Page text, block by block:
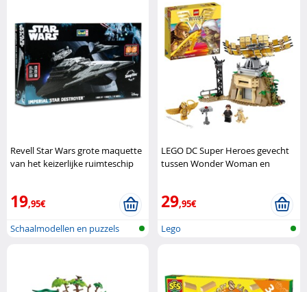
Revell Star Wars grote maquette
van het keizerlijke ruimteschip
19,95€
Schaalmodellen en puzzels
LEGO DC Super Heroes gevecht
tussen Wonder Woman en
29,95€
Lego